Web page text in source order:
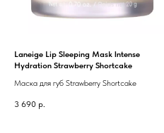
Laneige Lip Sleeping Mask Intense
Hydration Strawberry Shortcake
Маска для губ Strawberry Shortcake
3 690 р.